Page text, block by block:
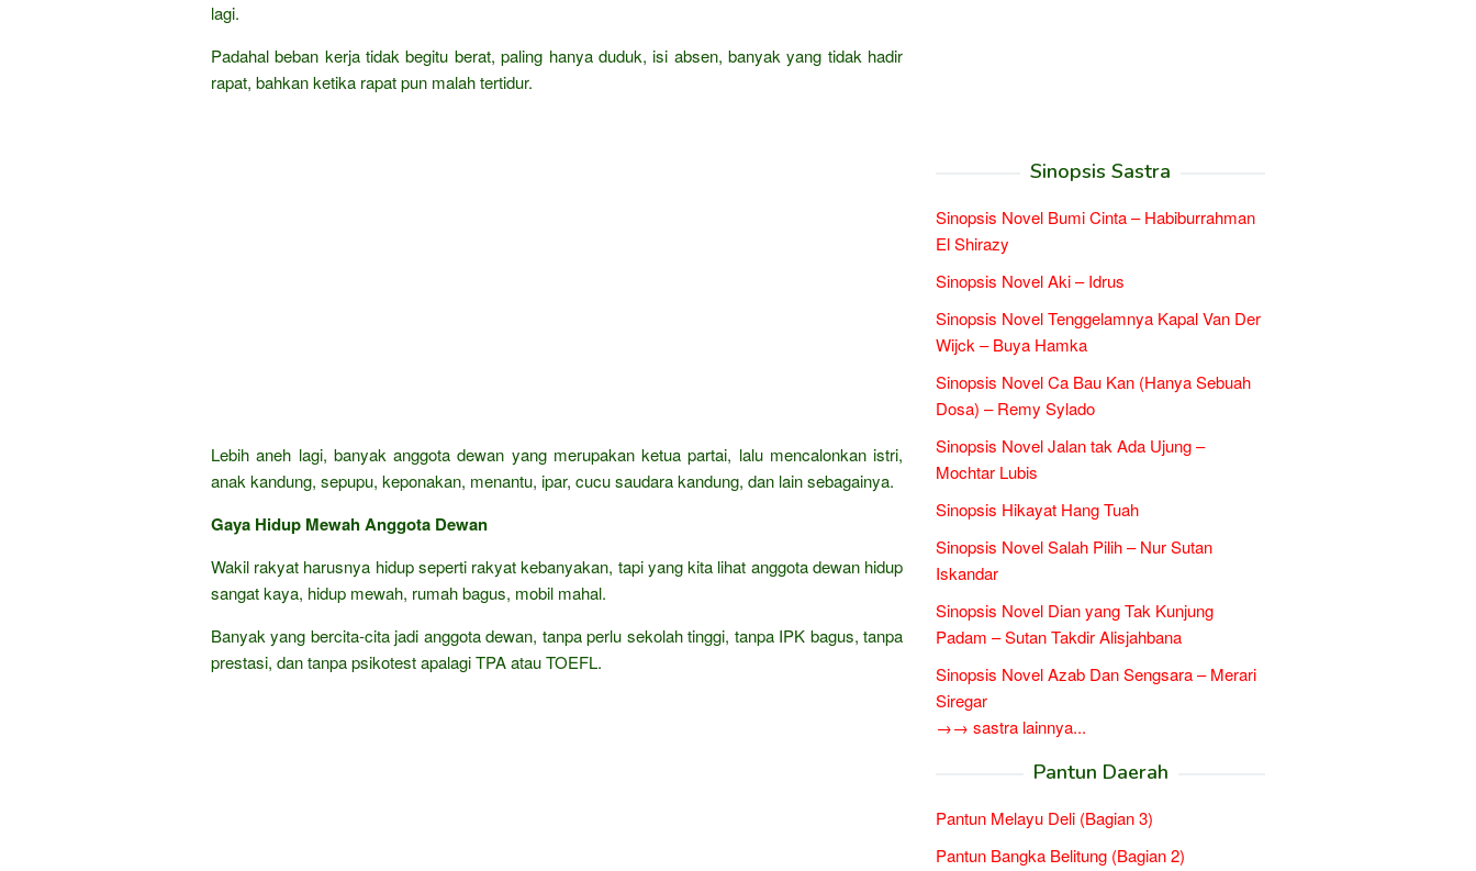
lagi.
Padahal beban kerja tidak begitu berat, paling hanya duduk, isi absen, banyak yang tidak hadir
rapat, bahkan ketika rapat pun malah tertidur.
Lebih aneh lagi, banyak anggota dewan yang merupakan ketua partai, lalu mencalonkan istri,
anak kandung, sepupu, keponakan, menantu, ipar, cucu saudara kandung, dan lain sebagainya.
Gaya Hidup Mewah Anggota Dewan
Wakil rakyat harusnya hidup seperti rakyat kebanyakan, tapi yang kita lihat anggota dewan hidup
sangat kaya, hidup mewah, rumah bagus, mobil mahal.
Banyak yang bercita-cita jadi anggota dewan, tanpa perlu sekolah tinggi, tanpa IPK bagus, tanpa
prestasi, dan tanpa psikotest apalagi TPA atau TOEFL.
Sinopsis Sastra
Sinopsis Novel Bumi Cinta – Habiburrahman
El Shirazy
Sinopsis Novel Aki – Idrus
Sinopsis Novel Tenggelamnya Kapal Van Der
Wijck – Buya Hamka
Sinopsis Novel Ca Bau Kan (Hanya Sebuah
Dosa) – Remy Sylado
Sinopsis Novel Jalan tak Ada Ujung –
Mochtar Lubis
Sinopsis Hikayat Hang Tuah
Sinopsis Novel Salah Pilih – Nur Sutan
Iskandar
Sinopsis Novel Dian yang Tak Kunjung
Padam – Sutan Takdir Alisjahbana
Sinopsis Novel Azab Dan Sengsara – Merari
Siregar
→→ sastra lainnya...
Pantun Daerah
Pantun Melayu Deli (Bagian 3)
Pantun Bangka Belitung (Bagian 2)